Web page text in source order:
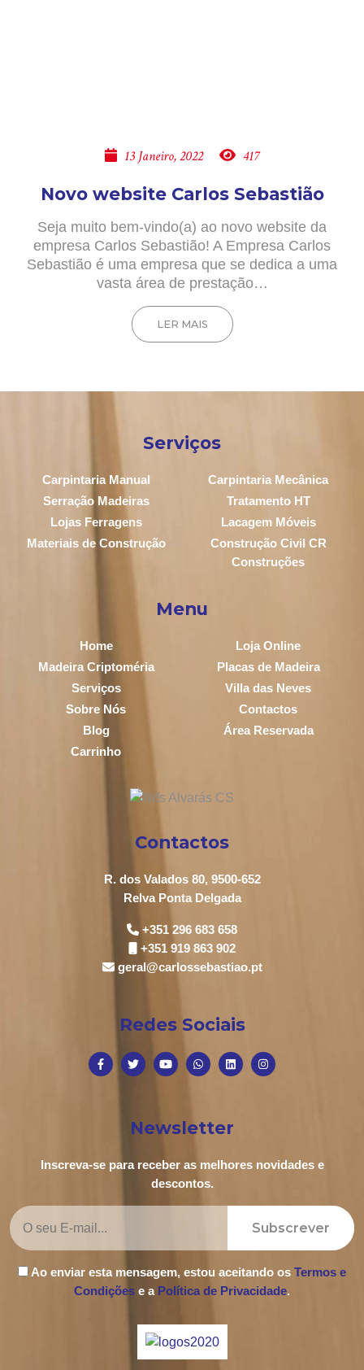
13 Janeiro, 2022 417
Novo website Carlos Sebastião
Seja muito bem-vindo(a) ao novo website da
empresa Carlos Sebastião! A Empresa Carlos
Sebastião é uma empresa que se dedica a uma
vasta área de prestação…
LER MAIS
Serviços
Carpintaria Manual
Carpintaria Mecânica
Serração Madeiras
Tratamento HT
Lojas Ferragens
Lacagem Móveis
Materiais de Construção
Construção Civil CR
Construções
Menu
Home
Loja Online
Madeira Criptoméria
Placas de Madeira
Serviços
Villa das Neves
Sobre Nós
Contactos
Blog
Área Reservada
Carrinho
Contactos
R. dos Valados 80, 9500-652
Relva Ponta Delgada
+351 296 683 658
+351 919 863 902
geral@carlossebastiao.pt
Redes Sociais
Newsletter
Inscreva-se para receber as melhores novidades e
descontos.
Subscrever
Ao enviar esta mensagem, estou aceitando os Termos e
Condições e a Política de Privacidade.